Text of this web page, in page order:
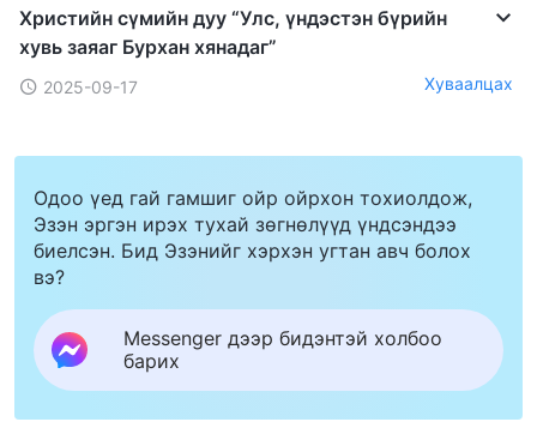
Христийн сүмийн дуу “Улс, үндэстэн бүрийн
хувь заяаг Бурхан хянадаг”
2025-09-17 Хуваалцах
Одоо үед гай гамшиг ойр ойрхон тохиолдож,
Эзэн эргэн ирэх тухай зөгнөлүүд үндсэндээ
биелсэн. Бид Эзэнийг хэрхэн угтан авч болох
вэ?
Messenger дээр бидэнтэй холбоо
барих